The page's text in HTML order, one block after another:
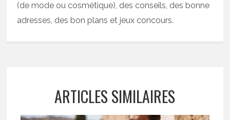
(de mode ou cosmétique), des conseils, des bonne
adresses, des bon plans et jeux concours.
ARTICLES SIMILAIRES